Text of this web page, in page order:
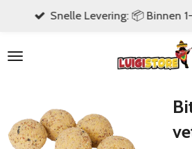
naar
Snelle Levering: 📦 Binnen